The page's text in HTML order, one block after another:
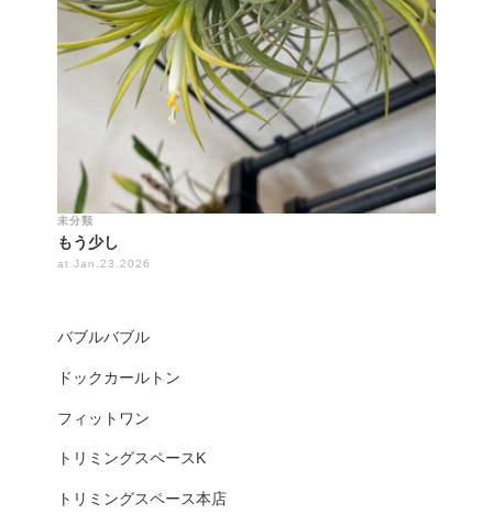
バブルバブル
ドックカールトン
フィットワン
トリミングスペースK
トリミングスペース本店
未分類
もう少し
at Jan.23.2026